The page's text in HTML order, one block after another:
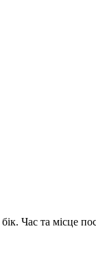
Час та місце